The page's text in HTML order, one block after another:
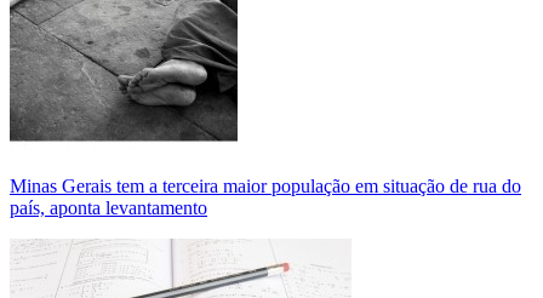
Minas Gerais tem a terceira maior população em situação de rua do
país, aponta levantamento